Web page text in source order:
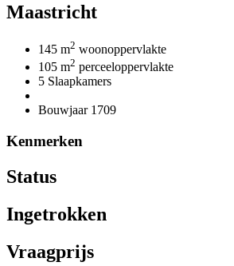
Maastricht
145 m2 woonoppervlakte
105 m2 perceeloppervlakte
5 Slaapkamers
Bouwjaar 1709
Kenmerken
Status
Ingetrokken
Vraagprijs